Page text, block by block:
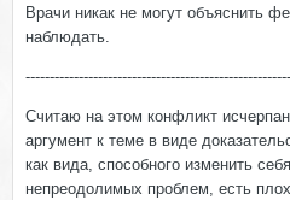
Врачи никак не могут объяснить
наблюдать.
Считаю на этом конфликт
аргумент к теме в виде
как вида, способного изменить
непреодолимых проблем, есть